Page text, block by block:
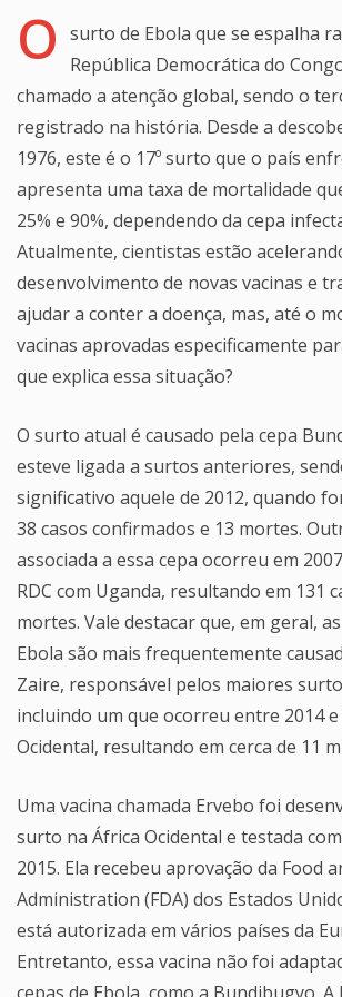
O surto de Ebola que se espalha
República Democrática do
chamado a atenção global, sendo o
registrado na história. Desde a
1976, este é o 17º surto que o país
apresenta uma taxa de mortalidade
25% e 90%, dependendo da cepa
Atualmente, cientistas estão
desenvolvimento de novas vacinas e
ajudar a conter a doença, mas, até o
vacinas aprovadas especificamente
que explica essa situação?
O surto atual é causado pela cepa
esteve ligada a surtos anteriores,
significativo aquele de 2012, quando
38 casos confirmados e 13 mortes.
associada a essa cepa ocorreu em
RDC com Uganda, resultando em 131
mortes. Vale destacar que, em geral,
Ebola são mais frequentemente
Zaire, responsável pelos maiores
incluindo um que ocorreu entre 2014 e
Ocidental, resultando em cerca de 11
Uma vacina chamada Ervebo foi
surto na África Ocidental e testada
2015. Ela recebeu aprovação da Food
Administration (FDA) dos Estados
está autorizada em vários países da
Entretanto, essa vacina não foi